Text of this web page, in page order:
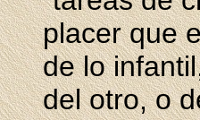
placer que
de lo
del otro, o